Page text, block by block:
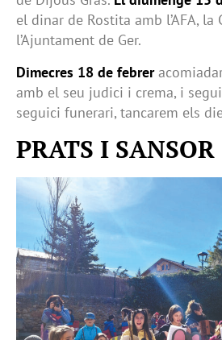
el dinar de Rostita amb l’AFA, la
l’Ajuntament de Ger.
Dimecres 18 de febrer
amb el seu judici i crema, i
seguici funerari, tancarem els
PRATS I SANSOR